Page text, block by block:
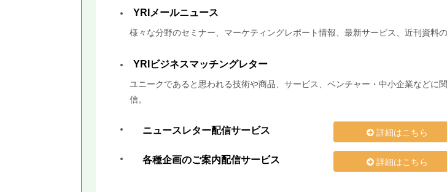
YRIメールニュース
様々な分野のセミナー、マーケティングレポート情報、最新サービス、近刊資料
YRIビジネスマッチングレター
ユニークであると思われる技術や商品、サービス、ベンチャー・中小企業など
信。
ニュースレター配信サービス 詳細はこちら
各種企画のご案内配信サービス 詳細はこちら